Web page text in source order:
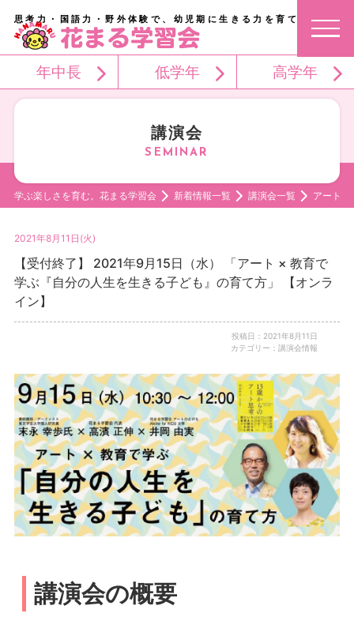
思考力・国語力・野外体験で、幼児期に生きる力を育てる。
年中長 低学年 高学年
講演会
学ぶ楽しさを育む。花まる学習会 新着情報一覧 講演会一覧 アート ×
2021年8月11日(火)
【受付終了】 2021年9月15日（水） 「アート × 教育で
学ぶ『自分の人生を生きる子ども』の育て方」 【オンラ
イン】
投稿日：2021年8月11日
カテゴリー：講演会情報
講演会の概要